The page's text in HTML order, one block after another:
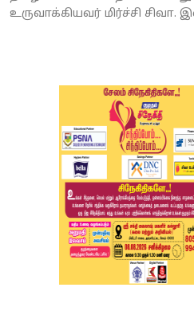
Weather
உருவாக்கியவர் மிர்ச்சி சிவா.